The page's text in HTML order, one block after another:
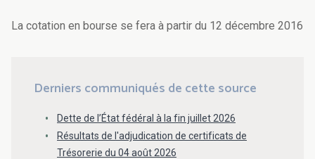
La cotation en bourse se fera à partir du 12 décembre 2016
Derniers communiqués de cette source
Dette de l’État fédéral à la fin juillet 2026
Résultats de l'adjudication de certificats de
Trésorerie du 04 août 2026